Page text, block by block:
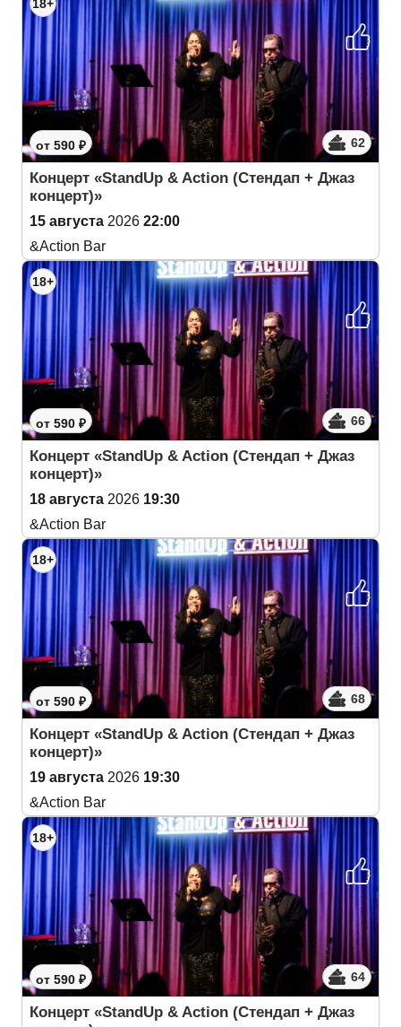
18+
от 590 ₽ 62
Концерт «StandUp & Action (Cтендап + Джаз
концерт)»
15 августа 2026 22:00
&Action Bar
18+
от 590 ₽ 66
Концерт «StandUp & Action (Cтендап + Джаз
концерт)»
18 августа 2026 19:30
&Action Bar
18+
от 590 ₽ 68
Концерт «StandUp & Action (Cтендап + Джаз
концерт)»
19 августа 2026 19:30
&Action Bar
18+
от 590 ₽ 64
Концерт «StandUp & Action (Cтендап + Джаз